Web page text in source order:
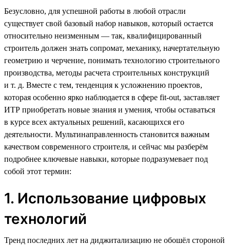
Безусловно, для успешной работы в любой отрасли
существует свой базовый набор навыков, который остается
относительно неизменным — так, квалифицированный
строитель должен знать сопромат, механику, начертательную
геометрию и черчение, понимать технологию строительного
производства, методы расчета строительных конструкций
и т. д. Вместе с тем, тенденция к усложнению проектов,
которая особенно ярко наблюдается в сфере fit-out, заставляет
ИТР приобретать новые знания и умения, чтобы оставаться
в курсе всех актуальных решений, касающихся его
деятельности. Мультинаправленность становится важным
качеством современного строителя, и сейчас мы разберём
подробнее ключевые навыки, которые подразумевает под
собой этот термин:
1. Использование цифровых
технологий
Тренд последних лет на диджитализацию не обошёл стороной